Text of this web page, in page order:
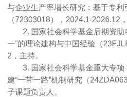
与企业生产率增长研究：基于专利
（72303018），2024.1-2026.12，
2. 国家社会科学基金后期资助
一”的理论建构与中国经验（
2，主持。
3. 国家社会科学基金重大专
建“一带一路”机制研究（
子课题负责人。